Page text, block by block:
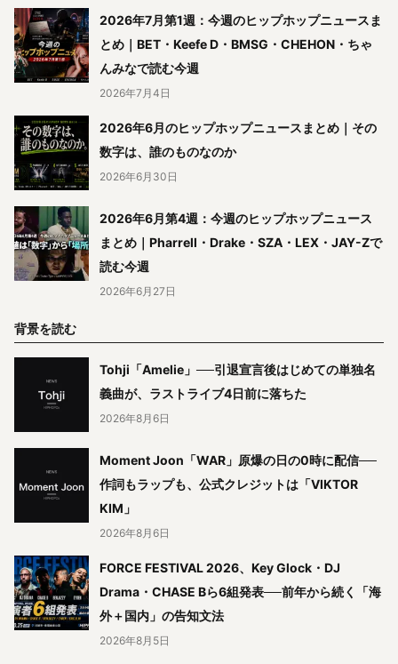
2026年7月第1週：今週のヒップホップニュースま
とめ｜BET・Keefe D・BMSG・CHEHON・ちゃ
んみなで読む今週
2026年7月4日
2026年6月のヒップホップニュースまとめ｜その
数字は、誰のものなのか
2026年6月30日
2026年6月第4週：今週のヒップホップニュース
まとめ｜Pharrell・Drake・SZA・LEX・JAY-Zで
読む今週
2026年6月27日
背景を読む
Tohji「Amelie」──引退宣言後はじめての単独名
義曲が、ラストライブ4日前に落ちた
2026年8月6日
Moment Joon「WAR」原爆の日の0時に配信──
作詞もラップも、公式クレジットは「VIKTOR
KIM」
2026年8月6日
FORCE FESTIVAL 2026、Key Glock・DJ
Drama・CHASE Bら6組発表──前年から続く「海
外＋国内」の告知文法
2026年8月5日